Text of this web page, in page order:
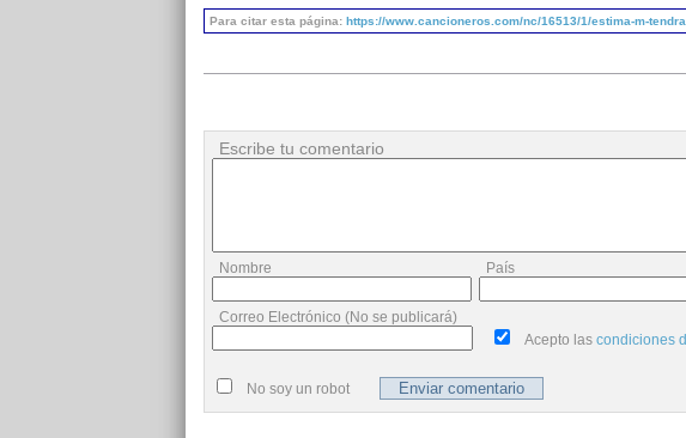
Para citar esta página: https://www.cancioneros.com/nc/16513/1/estima-m-
Escribe tu comentario
Nombre País
Correo Electrónico (No se publicará)
Acepto las condiciones
No soy un robot